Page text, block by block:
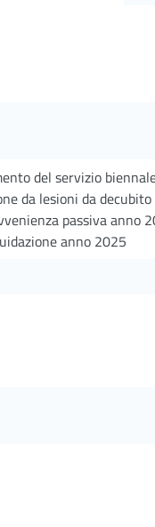
del servizio
da lesioni da
passiva anno
anno 2025